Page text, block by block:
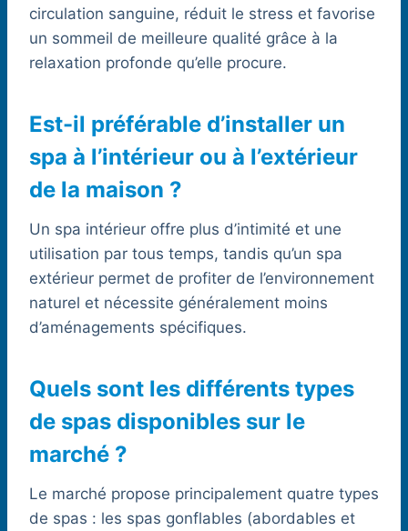
circulation sanguine, réduit le stress et favorise
un sommeil de meilleure qualité grâce à la
relaxation profonde qu’elle procure.
Est-il préférable d’installer un
spa à l’intérieur ou à l’extérieur
de la maison ?
Un spa intérieur offre plus d’intimité et une
utilisation par tous temps, tandis qu’un spa
extérieur permet de profiter de l’environnement
naturel et nécessite généralement moins
d’aménagements spécifiques.
Quels sont les différents types
de spas disponibles sur le
marché ?
Le marché propose principalement quatre types
de spas : les spas gonflables (abordables et